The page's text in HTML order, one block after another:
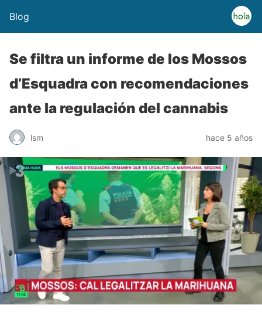
Blog
Se filtra un informe de los Mossos
d’Esquadra con recomendaciones
ante la regulación del cannabis
lsm hace 5 años